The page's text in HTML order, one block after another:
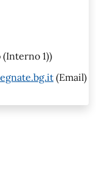
(Interno 1))
(Email)